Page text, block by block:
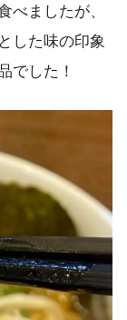
べましたが、
した味の印象
でした！